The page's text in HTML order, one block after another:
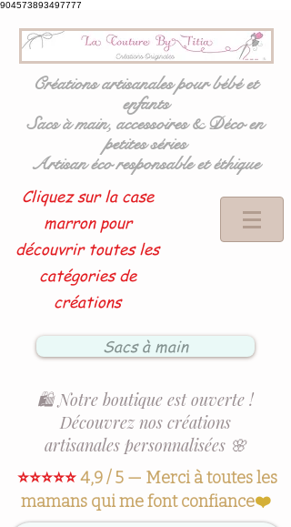
904573893497777
Créations artisanales pour bébé et
enfants
Sacs à main, accessoires & Déco en
petites séries
Artisan éco responsable et éthique
Cliquez sur la case
marron pour
découvrir toutes les
catégories de
créations
Sacs à main
🛍️ Notre boutique est ouverte !
Découvrez nos créations
artisanales personnalisées 🌸
⭐⭐⭐⭐⭐4,9 / 5 — Merci à toutes les
mamans qui me font confiance❤️